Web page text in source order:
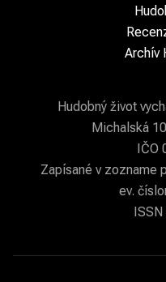
Archív
Hudobný život
Michalská
IČO
Zapísané v zozname
ev.